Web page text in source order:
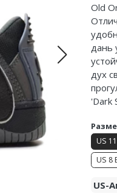
Old
дань
дух
'Dark
US
US 8
US-